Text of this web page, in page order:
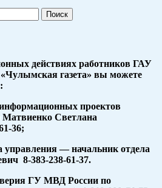
действиях работников ГАУ
газета» вы можете
проектов
Матвиенко Светлана
36;
управления — начальник отдела
8-383-238-61-37.
ГУ МВД России по